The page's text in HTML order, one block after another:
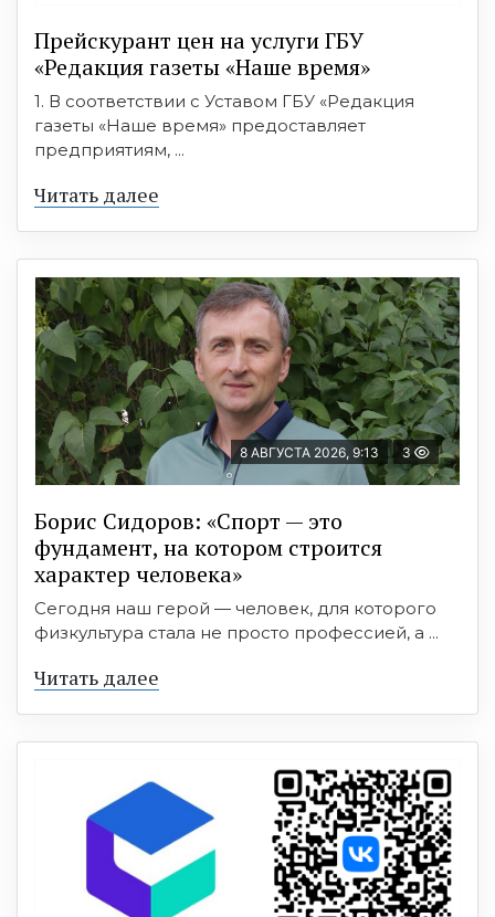
Прейскурант цен на услуги ГБУ
«Редакция газеты «Наше время»
1. В соответствии с Уставом ГБУ «Редакция
газеты «Наше время» предоставляет
предприятиям, ...
Читать далее
8 АВГУСТА 2026, 9:13 3
Борис Сидоров: «Спорт — это
фундамент, на котором строится
характер человека»
Сегодня наш герой — человек, для которого
физкультура стала не просто профессией, а ...
Читать далее